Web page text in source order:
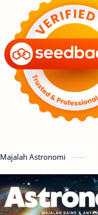
Tata Surya
Hype Astronot
Asteroid Observasi
Premium Komet
Penelitian
Satelit
Aurora Supernova
Nebula Sponsored
Majalah Astronomi